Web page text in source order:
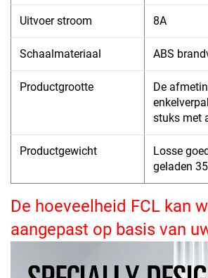
Uitvoer stroom 8A
Schaalmateriaal ABS
Productgrootte
De
stuks met
Productgewicht
Losse
geladen
De hoeveelheid FCL kan
aangepast op basis van